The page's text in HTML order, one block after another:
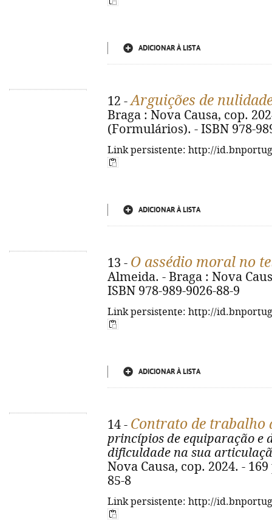
ADICIONAR À LISTA
12 -Arguições de
Braga : Nova Causa, cop.
(Formulários). - ISBN 978-
Link persistente: http://
ADICIONAR À LISTA
13 - O assédio moral no
Almeida. - Braga : Nova
ISBN 978-989-9026-88-9
Link persistente: http://
ADICIONAR À LISTA
14 - Contrato de trabalho
princípios de equiparação e
dificuldade na sua
Nova Causa, cop. 2024. -
85-8
Link persistente: http://